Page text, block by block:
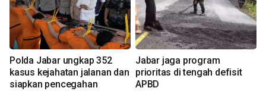
Polda Jabar ungkap 352
kasus kejahatan jalanan dan
siapkan pencegahan
Jabar jaga program
prioritas di tengah defisit
APBD